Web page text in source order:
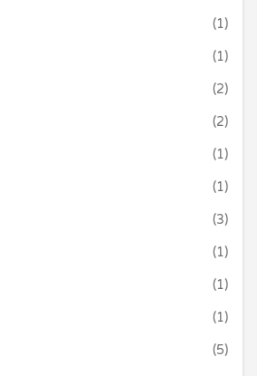
(1)
(1)
(2)
(2)
(1)
(1)
(3)
(1)
(1)
(1)
(5)